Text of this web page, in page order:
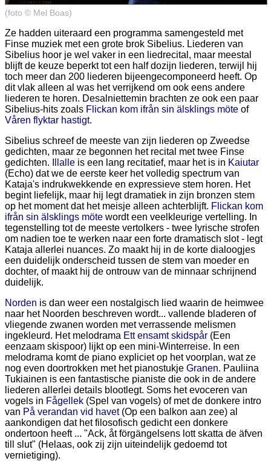
(foto © Mel Boas)
Ze hadden uiteraard een programma samengesteld met
Finse muziek met een grote brok Sibelius. Liederen van
Sibelius hoor je wel vaker in een liedrecital, maar meestal
blijft de keuze beperkt tot een half dozijn liederen, terwijl hij
toch meer dan 200 liederen bijeengecomponeerd heeft. Op
dit vlak alleen al was het verrijkend om ook eens andere
liederen te horen. Desalniettemin brachten ze ook een paar
Sibelius-hits zoals Flickan kom ifrån sin älsklings möte of
Våren flyktar hastigt.
Sibelius schreef de meeste van zijn liederen op Zweedse
gedichten, maar ze begonnen het recital met twee Finse
gedichten.
Illalle is een lang recitatief, maar het is in Kaiutar
(Echo) dat we de eerste keer het volledig spectrum van
Kataja's indrukwekkende en expressieve stem horen. Het
begint liefelijk, maar hij legt dramatiek in zijn bronzen stem
op het moment dat het meisje alleen achterblijft. Flickan kom
ifrån sin älsklings möte wordt een veelkleurige vertelling. In
tegenstelling tot de meeste vertolkers - twee lyrische strofen
om nadien toe te werken naar een forte dramatisch slot - legt
Kataja allerlei nuances. Zo maakt hij in de korte dialoogjes
een duidelijk onderscheid tussen de stem van moeder en
dochter, of maakt hij de ontrouw van de minnaar schrijnend
duidelijk.
Norden is dan weer een nostalgisch lied waarin de heimwee
naar het Noorden beschreven wordt... vallende bladeren of
vliegende zwanen worden met verrassende melismen
ingekleurd. Het melodrama Ett ensamt skidspår (Een
eenzaam skispoor) lijkt op een mini-Winterreise. In een
melodrama komt de piano expliciet op het voorplan, wat ze
nog even doortrokken met het pianostukje Granen. Pauliina
Tukiainen is een fantastische pianiste die ook in de andere
liederen allerlei details blootlegt. Soms het evoceren van
vogels in Fågellek (Spel van vogels) of met de donkere intro
van På verandan vid havet(Op een balkon aan zee) al
aankondigen dat het filosofisch gedicht een donkere
ondertoon heeft ... "Ack, åt förgängelsens lott skatta de äfven
till slut" (Helaas, ook zij zijn uiteindelijk gedoemd tot
vernietiging).